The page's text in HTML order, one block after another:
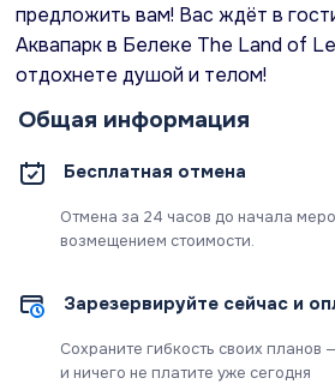
предложить вам! Вас ждёт в
Аквапарк в Белеке The Land of
отдохнете душой и телом!
Общая информация
Бесплатная отмена
Отмена за 24 часов до начала
возмещением стоимости.
Зарезервируйте сейчас и
Сохраните гибкость своих планов
и ничего не платите уже сегодня